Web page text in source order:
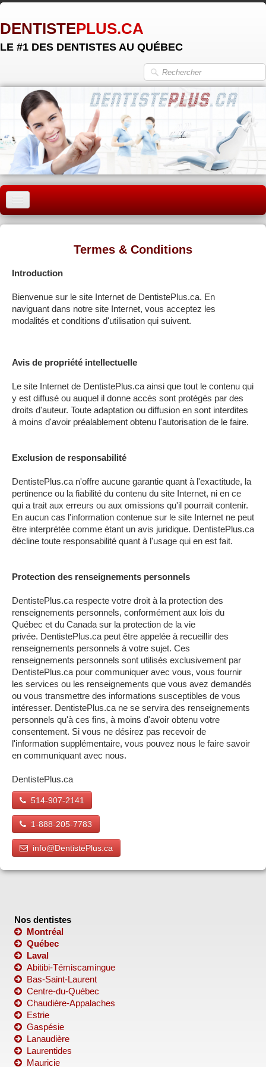
DENTISTEPLUS.CA
LE #1 DES DENTISTES AU QUÉBEC
ACCUEIL
RÉGIONS
NOS SITES▼
Termes & Conditions
Introduction
Bienvenue sur le site Internet de DentistePlus.ca. En
naviguant dans notre site Internet, vous acceptez les
modalités et conditions d'utilisation qui suivent.
Avis de propriété intellectuelle
Le site Internet de DentistePlus.ca ainsi que tout le contenu qui
y est diffusé ou auquel il donne accès sont protégés par des
droits d'auteur. Toute adaptation ou diffusion en sont interdites
à moins d'avoir préalablement obtenu l'autorisation de le faire.
Exclusion de responsabilité
DentistePlus.ca n'offre aucune garantie quant à l'exactitude, la
pertinence ou la fiabilité du contenu du site Internet, ni en ce
qui a trait aux erreurs ou aux omissions qu'il pourrait contenir.
En aucun cas l'information contenue sur le site Internet ne peut
être interprétée comme étant un avis juridique. DentistePlus.ca
décline toute responsabilité quant à l'usage qui en est fait.
Protection des renseignements personnels
DentistePlus.ca respecte votre droit à la protection des
renseignements personnels, conformément aux lois du
Québec et du Canada sur la protection de la vie
privée. DentistePlus.ca peut être appelée à recueillir des
renseignements personnels à votre sujet. Ces
renseignements personnels sont utilisés exclusivement par
DentistePlus.ca pour communiquer avec vous, vous fournir
les services ou les renseignements que vous avez demandés
ou vous transmettre des informations susceptibles de vous
intéresser. DentistePlus.ca ne se servira des renseignements
personnels qu'à ces fins, à moins d'avoir obtenu votre
consentement. Si vous ne désirez pas recevoir de
l'information supplémentaire, vous pouvez nous le faire savoir
en communiquant avec nous.
DentistePlus.ca
514-907-2141
1-888-205-7783
info@DentistePlus.ca
Nos dentistes
Montréal
Québec
Laval
Abitibi-Témiscamingue
Bas-Saint-Laurent
Centre-du-Québec
Chaudière-Appalaches
Estrie
Gaspésie
Lanaudière
Laurentides
Mauricie